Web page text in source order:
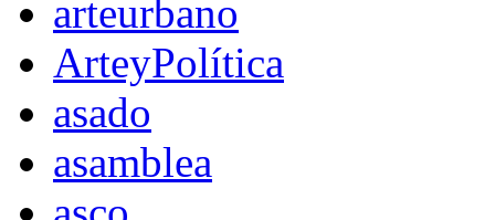
arteurbano
ArteyPolítica
asado
asamblea